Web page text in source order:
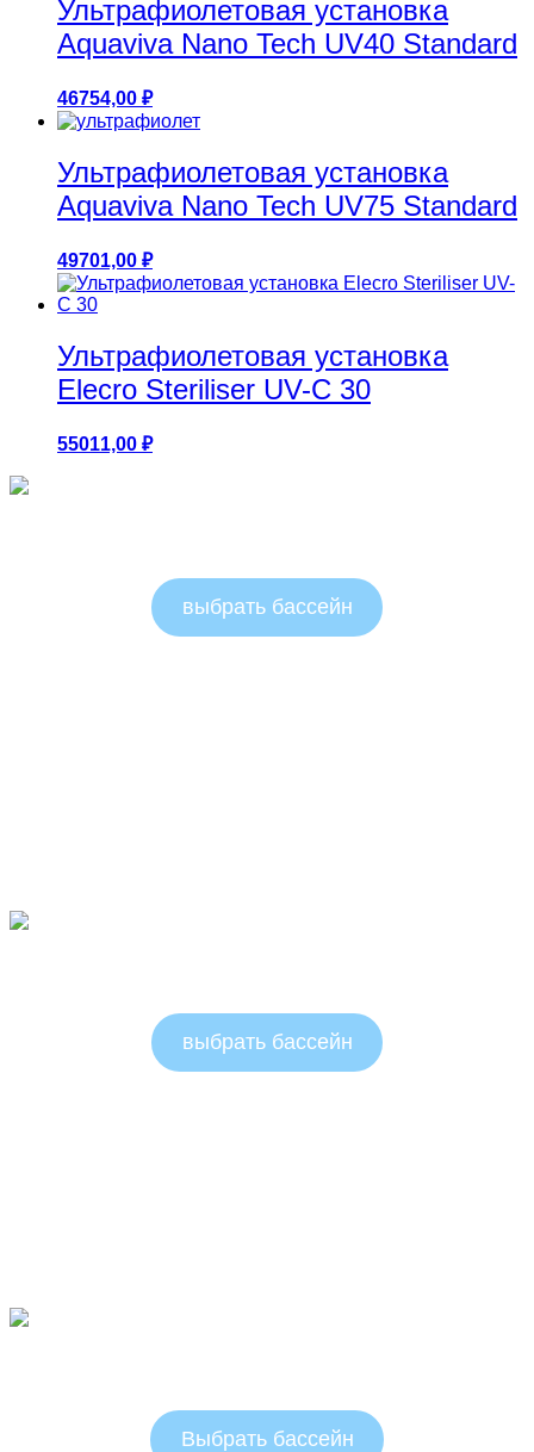
Ультрафиолетовая установка
Aquaviva Nano Tech UV40 Standard
46754,00 ₽
Ультрафиолетовая установка
Aquaviva Nano Tech UV75 Standard
49701,00 ₽
Ультрафиолетовая установка
Elecro Steriliser UV-C 30
55011,00 ₽
выбрать бассейн
выбрать бассейн
Выбрать бассейн